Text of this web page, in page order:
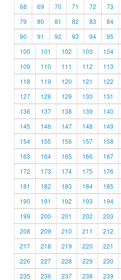
68
69 70 71 72 73
79
80 81 82 83 84
90
91 92 93 94 95
100
101 102 103 104
109
110 111 112 113
118
119 120 121 122
127
128 129 130 131
136
137 138 139 140
145
146 147 148 149
154
155 156 157 158
163
164 165 166 167
172
173 174 175 176
181
182 183 184 185
190
191 192 193 194
199
200 201 202 203
208
209 210 211 212
217
218 219 220 221
226
227 228 229 230
235
236 237 238 239